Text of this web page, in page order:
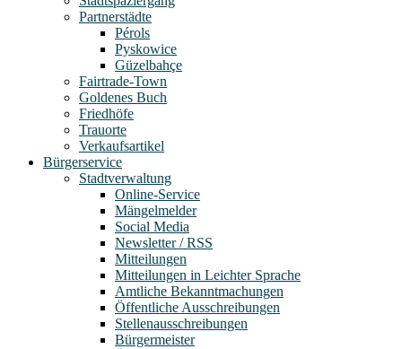
Partnerstädte
Pérols
Pyskowice
Güzelbahçe
Fairtrade-Town
Goldenes Buch
Friedhöfe
Trauorte
Verkaufsartikel
Bürgerservice
Stadtverwaltung
Online-Service
Mängelmelder
Social Media
Newsletter / RSS
Mitteilungen
Mitteilungen in Leichter Sprache
Amtliche Bekanntmachungen
Öffentliche Ausschreibungen
Stellenausschreibungen
Bürgermeister